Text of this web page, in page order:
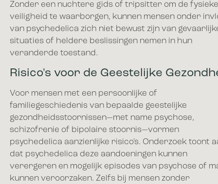
Zonder een nuchtere gids of tripsitter om de fysieke
veiligheid te waarborgen, kunnen mensen onder
van psychedelica zich niet bewust zijn van
situaties of heldere beslissingen nemen in hun
veranderde toestand.
Risico's voor de Geestelijke
Voor mensen met een persoonlijke of
familiegeschiedenis van bepaalde geestelijke
gezondheidsstoornissen—met name psychose,
schizofrenie of bipolaire stoornis—vormen
psychedelica aanzienlijke risico's. Onderzoek toont
dat psychedelica deze aandoeningen kunnen
verergeren en mogelijk episodes van psychose of
kunnen veroorzaken. Zelfs bij mensen zonder